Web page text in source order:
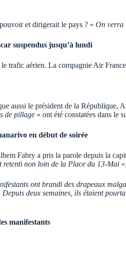
et dirigerait le pays ? « On verra
suspendus jusqu’à lundi
trafic aérien. La compagnie Air
aussi le président de la République,
de pillage » ont été constatées dans le
en début de soirée
Fabry a pris la parole depuis la
retenti non loin de la Place du 13-Mai
ont brandi des drapeaux
Depuis deux semaines, ils étaient
manifestants